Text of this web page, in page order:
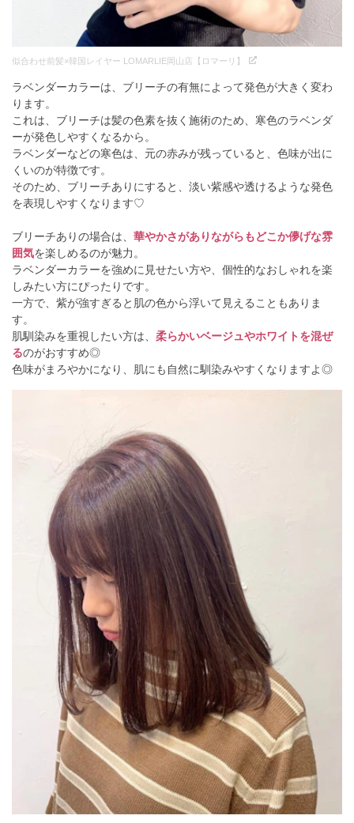
似合わせ前髪×韓国レイヤー LOMARLIE岡山店【ロマーリ】
ラベンダーカラーは、ブリーチの有無によって発色が大きく変わ
ります。
これは、ブリーチは髪の色素を抜く施術のため、寒色のラベンダ
ーが発色しやすくなるから。
ラベンダーなどの寒色は、元の赤みが残っていると、色味が出に
くいのが特徴です。
そのため、ブリーチありにすると、淡い紫感や透けるような発色
を表現しやすくなります♡
ブリーチありの場合は、 華やかさがありながらもどこか儚げな雰
囲気を楽しめるのが魅力。
ラベンダーカラーを強めに見せたい方や、個性的なおしゃれを楽
しみたい方にぴったりです。
一方で、紫が強すぎると肌の色から浮いて見えることもありま
す。
肌馴染みを重視したい方は、 柔らかいベージュやホワイトを混ぜ
るのがおすすめ◎
色味がまろやかになり、肌にも自然に馴染みやすくなりますよ◎